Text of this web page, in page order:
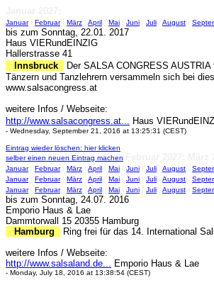
Januar| Februar| März April Mai Juni Juli August
bis zum Sonntag, 22.01. 2017
Haus VIERundEINZIG
Hallerstrasse 41
Innsbruck
Der SALSA CONGRESS
Tänzern und Tanzlehrern versammeln sich bei
www.salsacongress.at
weitere Infos / Webseite:
http://www.salsacongress.at... Haus
- Wednesday, September 21, 2016 at 13:25:31 (CEST)
Eintrag wieder löschen: hier klicken
selber einen neuen Eintrag machen
Januar| Februar| März April Mai Juni Juli August
Januar| Februar| März April Mai Juni Juli August
Januar| Februar| März April Mai Juni Juli August
bis zum Sonntag, 24.07. 2016
Emporio Haus & Lae
Dammtorwall 15 20355 Hamburg
Hamburg
Ring frei für das 14. International
weitere Infos / Webseite:
http://www.salsaland.de... Emporio Haus & Lae
- Monday, July 18, 2016 at 13:38:54 (CEST)